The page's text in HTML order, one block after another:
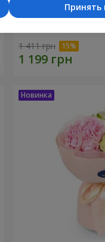
Букет "Розовый
1 411 грн
Принять